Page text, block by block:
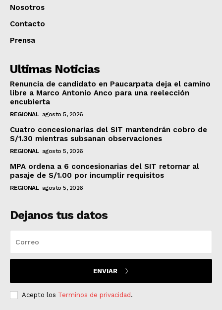
Nosotros
Contacto
Prensa
Ultimas Noticias
Renuncia de candidato en Paucarpata deja el camino
libre a Marco Antonio Anco para una reelección
encubierta
REGIONAL agosto 5, 2026
Cuatro concesionarias del SIT mantendrán cobro de
S/1.30 mientras subsanan observaciones
REGIONAL agosto 5, 2026
MPA ordena a 6 concesionarias del SIT retornar al
pasaje de S/1.00 por incumplir requisitos
REGIONAL agosto 5, 2026
Dejanos tus datos
ENVIAR
Acepto los Terminos de privacidad.